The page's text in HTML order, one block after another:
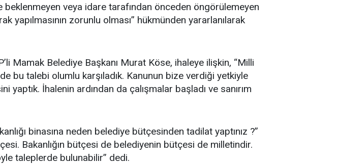
beklenmeyen veya idare tarafından önceden öngörülemeyen
yapılmasının zorunlu olması” hükmünden yararlanılarak
Mamak Belediye Başkanı Murat Köse, ihaleye ilişkin, “Milli
bu talebi olumlu karşıladık. Kanunun bize verdiği yetkiyle
yaptık. İhalenin ardından da çalışmalar başladı ve sanırım
binasına neden belediye bütçesinden tadilat yaptınız ?”
Bakanlığın bütçesi de belediyenin bütçesi de milletindir.
taleplerde bulunabilir” dedi.